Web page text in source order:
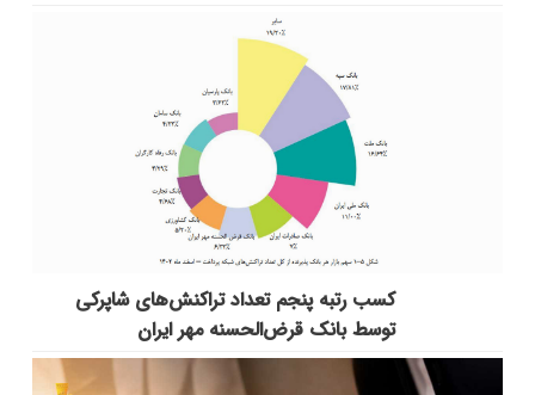
کسب رتبه پنجم تعداد تراکنش‌های شاپرکی
توسط بانک قرض‌الحسنه مهر ایران